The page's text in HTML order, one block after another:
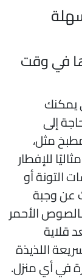
في وقت
إلى
مثل،
للإفطار
أو
وجبة
الأحمر
قلاية
اللذيذة
أي منزل.